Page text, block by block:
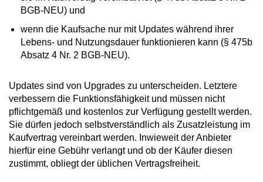
BGB-NEU) und
wenn die Kaufsache nur mit Updates während ihrer
Lebens- und Nutzungsdauer funktionieren kann (§ 475b
Absatz 4 Nr. 2 BGB-NEU).
Updates sind von Upgrades zu unterscheiden. Letztere
verbessern die Funktionsfähigkeit und müssen nicht
pflichtgemäß und kostenlos zur Verfügung gestellt werden.
Sie dürfen jedoch selbstverständlich als Zusatzleistung im
Kaufvertrag vereinbart werden. Inwieweit der Anbieter
hierfür eine Gebühr verlangt und ob der Käufer diesen
zustimmt, obliegt der üblichen Vertragsfreiheit.